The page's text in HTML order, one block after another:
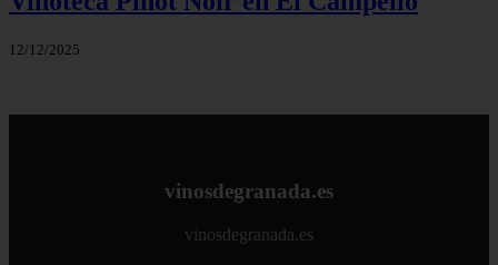
12/12/2025
vinosdegranada.es
vinosdegranada.es